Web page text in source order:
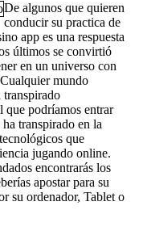
De algunos que quieren
conducir su practica de
app es una respuesta
últimos se convirtió
en un universo con
mundo
transpirado
que podrí­amos entrar
transpirado en la
que
jugando online.
encontrarás los
apostar para su
su ordenador, Tablet o